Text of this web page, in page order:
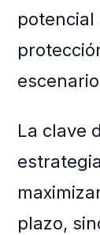
potencial
La clave
plazo,